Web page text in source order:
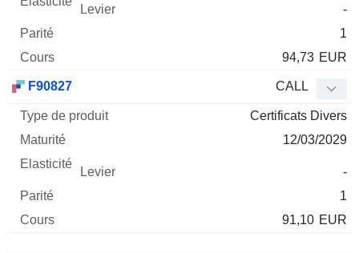
-
1
94,73 EUR
F90827 CALL
Certificats Divers
12/03/2029
-
1
91,10 EUR